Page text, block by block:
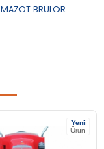
MAZOT BRÜLÖR
Yeni
Ürün